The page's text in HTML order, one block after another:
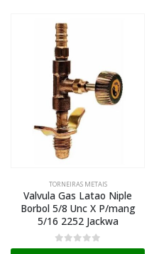
TORNEIRAS METAIS
Valvula Gas Latao Niple
Borbol 5/8 Unc X P/mang
5/16 2252 Jackwa
0de 5